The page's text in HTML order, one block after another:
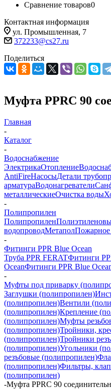
Сравнение товаров0
Контактная информация
ул. Промышленная, 7
372233@cs27.ru
Поделиться
Муфта PPRC 90
Главная
-
Каталог
-
Водоснабжение
ЭлектрикаОтопление
AntiFireНасосыДетали
арматураВодонагреватели
металлическиеОчистка воды
-
Полипропилен
Полипропилен
водопроводМетаполПожарное
-
Фитинги PPR Blue Ocean
Труба PPR FERATФитинги
OceanФитинги PPR Blue
-
Муфты под приварку
Заглушки (полипропилен)
(полипропилен)Вентили
(полипропилен)Крепление
(полипропилен)Муфты
(полипропилен)Тройники,
(полипропилен)Тройники
(полипропилен)Угольники
резъбовые (полипропилен)
(полипропилен)Фильтры,
(полипропилен)
-Муфта PPRC 90